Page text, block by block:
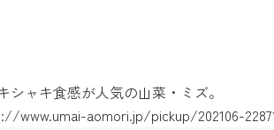
シャキ食感が人気の山菜・ミズ。
www.umai-aomori.jp/pickup/202106-
www.umai-aomori.jp/pickup/202007-
www.umai-aomori.jp/pickup/